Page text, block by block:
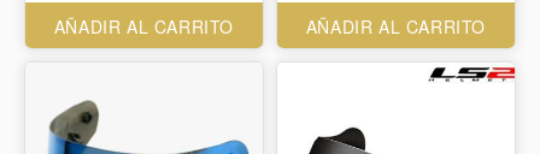
AÑADIR AL CARRITO AÑADIR AL CARRITO